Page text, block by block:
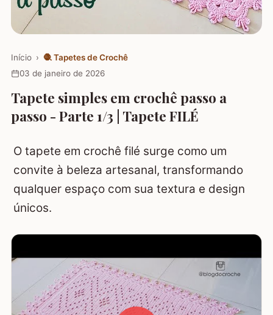
Início › 🧶 Tapetes de Crochê
03 de janeiro de 2026
Tapete simples em crochê passo a
passo - Parte 1/3 | Tapete FILÉ
O tapete em crochê filé surge como um
convite à beleza artesanal, transformando
qualquer espaço com sua textura e design
únicos.